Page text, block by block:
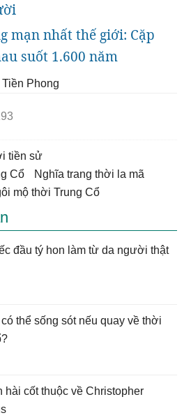
mạn nhất thế giới: Cặp
suốt 1.600 năm
Tiền Phong
tiền sử
Cổ
nghĩa trang thời la mã
mộ thời Trung Cổ
đầu tý hon làm từ da người thật
thể sống sót nếu quay về thời
hài cốt thuộc về Christopher